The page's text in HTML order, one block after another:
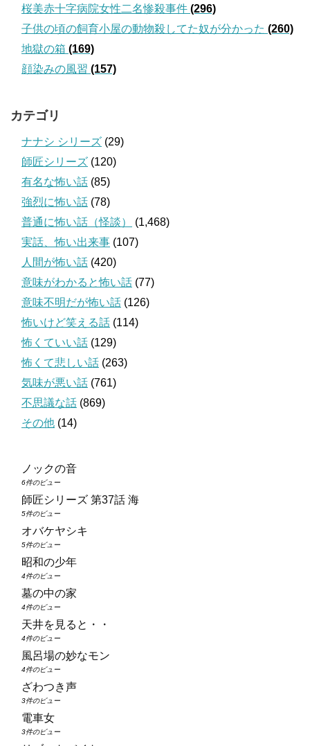
桜美赤十字病院女性二名惨殺事件 (296)
子供の頃の飼育小屋の動物殺してた奴が分かった (260)
地獄の箱 (169)
顔染みの風習 (157)
カテゴリ
ナナシ シリーズ (29)
師匠シリーズ (120)
有名な怖い話 (85)
強烈に怖い話 (78)
普通に怖い話（怪談）
(1,468)
実話、怖い出来事 (107)
人間が怖い話 (420)
意味がわかると怖い話 (77)
意味不明だが怖い話 (126)
怖いけど笑える話 (114)
怖くていい話 (129)
怖くて悲しい話 (263)
気味が悪い話 (761)
不思議な話 (869)
その他 (14)
ノックの音
6件のビュー
師匠シリーズ 第37話 海
5件のビュー
オバケヤシキ
5件のビュー
昭和の少年
4件のビュー
墓の中の家
4件のビュー
天井を見ると・・
4件のビュー
風呂場の妙なモン
4件のビュー
ざわつき声
3件のビュー
電車女
3件のビュー